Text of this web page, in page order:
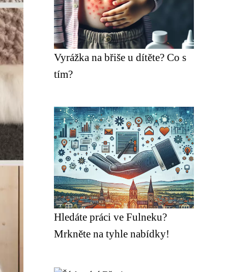
Vyrážka na břiše u dítěte? Co s
tím?
Hledáte práci ve Fulneku?
Mrkněte na tyhle nabídky!